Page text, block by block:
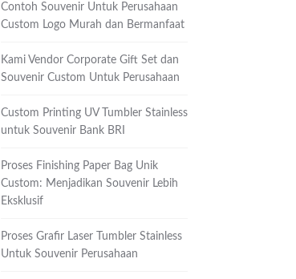
Contoh Souvenir Untuk Perusahaan
Custom Logo Murah dan Bermanfaat
Kami Vendor Corporate Gift Set dan
Souvenir Custom Untuk Perusahaan
Custom Printing UV Tumbler Stainless
untuk Souvenir Bank BRI
Proses Finishing Paper Bag Unik
Custom: Menjadikan Souvenir Lebih
Eksklusif
Proses Grafir Laser Tumbler Stainless
Untuk Souvenir Perusahaan